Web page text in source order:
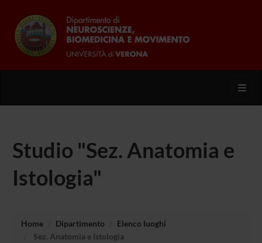
Studio "Sez. Anatomia e
Istologia"
Home Dipartimento
Elenco luoghi
Sez. Anatomia e Istologia